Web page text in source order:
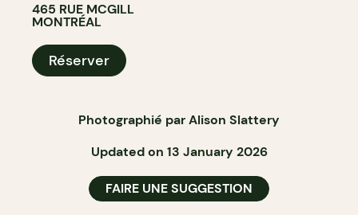
465 RUE MCGILL
MONTRÉAL
Réserver
Photographié par Alison Slattery
Updated on 13 January 2026
FAIRE UNE SUGGESTION